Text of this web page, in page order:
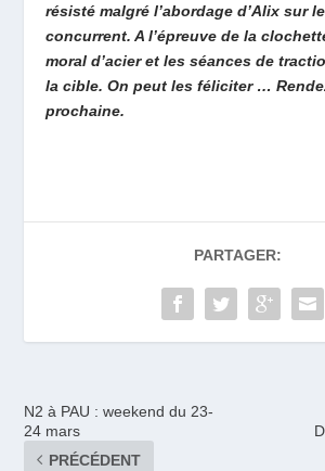
résisté malgré l’abordage d’Alix sur
concurrent. A l’épreuve de la
moral d’acier et les séances de
la cible. On peut les féliciter …
prochaine.
PARTAGER:
N2 à PAU : weekend du 23-
24 mars
PRÉCÉDENT